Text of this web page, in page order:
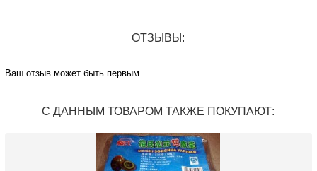
ОТЗЫВЫ:
Ваш отзыв может быть первым.
С ДАННЫМ ТОВАРОМ ТАКЖЕ ПОКУПАЮТ: